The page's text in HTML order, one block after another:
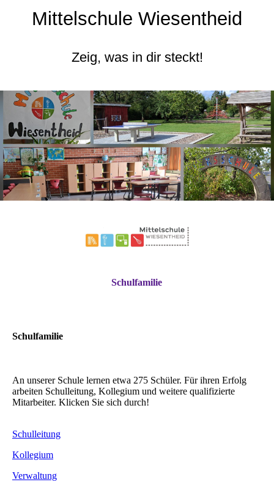
Mittelschule Wiesentheid
Zeig, was in dir steckt!
Schulfamilie
Schulfamilie
An unserer Schule lernen etwa 275 Schüler. Für ihren Erfolg
arbeiten Schulleitung, Kollegium und weitere qualifizierte
Mitarbeiter. Klicken Sie sich durch!
Schulleitung
Kollegium
Verwaltung